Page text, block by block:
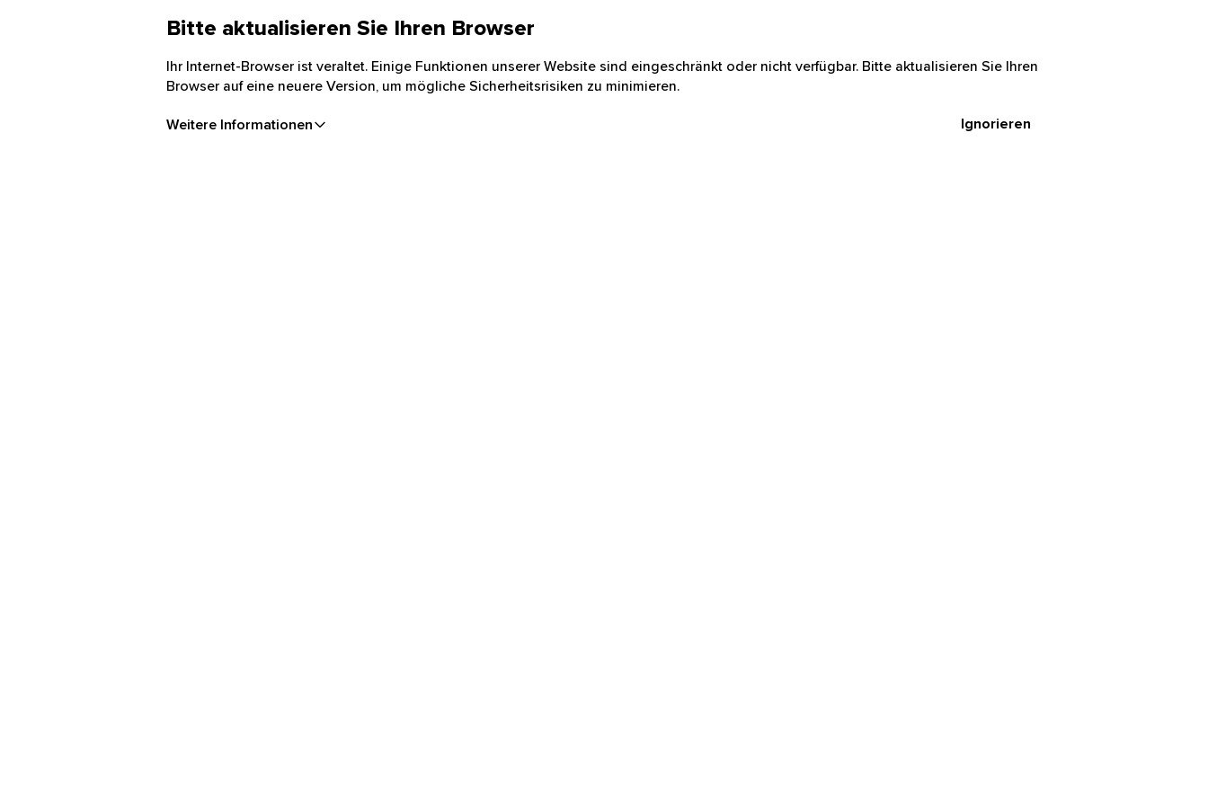
Bitte aktualisieren Sie Ihren Browser
Ihr Internet-Browser ist veraltet. Einige Funktionen unserer Website sind eingeschränkt oder nicht verfügbar. Bitte aktualisieren Sie Ihren
Browser auf eine neuere Version, um mögliche Sicherheitsrisiken zu minimieren.
Weitere Informationen Ignorieren